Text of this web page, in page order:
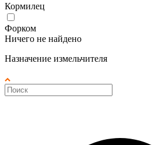
Кормилец
Форком
Ничего не найдено
Назначение измельчителя